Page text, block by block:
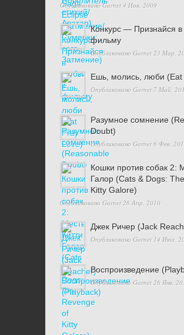
ОпубликованоGarnet4 Ноя, 2009
Конкурс — Признайся
фильму
Опубликовано Garnet23 Мар,
Ешь, молись, люби (Eat
Опубликовано Garnet7 Май,
Разумное сомнение
Doubt)
Опубликовано Garnet6 Фев,
Кошки против собак 2:
Галор (Cats & Dogs:
Kitty Galore)
Опубликовано Garnet26 Апр, 2010
Джек Ричер (Jack
Опубликовано Garnet14 Июл,
Воспроизведение
Опубликовано Garnet26 Янв,